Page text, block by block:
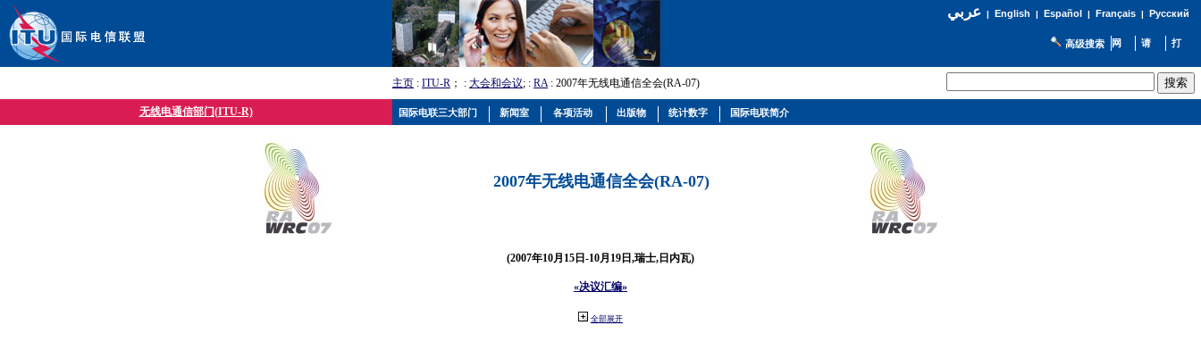
عربي| English | Español | Français| Русский
高级搜索
主页 : ITU-R ； : 大会和会议; : RA: 2007年无线电通信全会(RA-07)
无线电通信部门(ITU-R)
2007年无线电通信全会(RA-07)
(2007年10月15日-10月19日,瑞士,日内瓦)
«决议汇编»
全部展开
国际电联三大部门 新闻室 各项活动 出版物 统计数字 国际电联简介